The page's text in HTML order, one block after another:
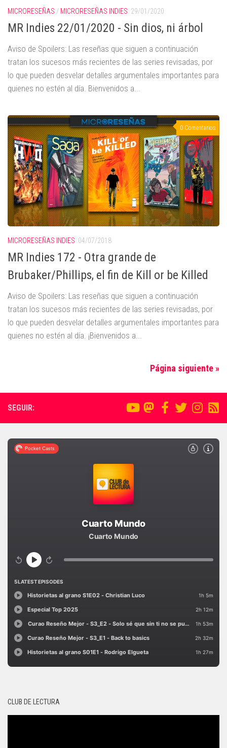
MICRORESEÑAS / MICRORESEÑAS INDIES 29/01/2020
MR Indies 22/01/2020 - Sin dios, ni árbol
Aviso de Spoilers: Las reseñas que siguen a continuación
tratan los sucesos más recientes de las series revisadas, por
lo que pueden desvelar detalles argumentales importantes para
quienes no estén al día. Bienvenidos a...
0 Comentarios
MICRORESEÑAS INDIES 04/07/2018
MR Indies 172 - Otra grande de
Brubaker/Phillips, el fin de Kill or be Killed
Aviso de Spoilers: Las reseñas que siguen a continuación
tratan los sucesos más recientes de las series revisadas, por
lo que pueden desvelar detalles argumentales importantes para
quienes no estén al día. ¡Bienvenidos a...
Página siguiente »
SEGUIR:
CLUB DE LECTURA